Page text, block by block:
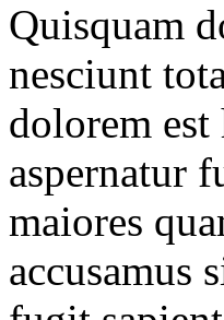
Quisquam
nesciunt
dolorem
aspernatur
maiores
accusamus